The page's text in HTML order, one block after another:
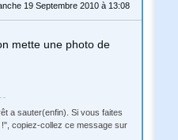
19 Septembre 2010 à 13:08
mette une photo de
a sauter(enfin). Si vous faites
copiez-collez ce message sur